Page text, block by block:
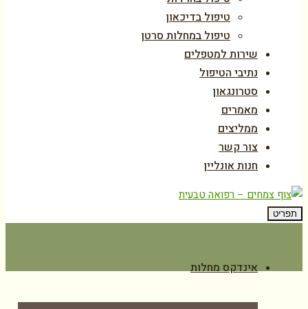
טיפול בדיכאון
טיפול במחלות סרטן
שירות למטפלים
נתיבי הטיפול
סטרונגאון
מאמרים
ממליצים
צור קשר
חנות אונליין
תפריט
אינדקס מחלות